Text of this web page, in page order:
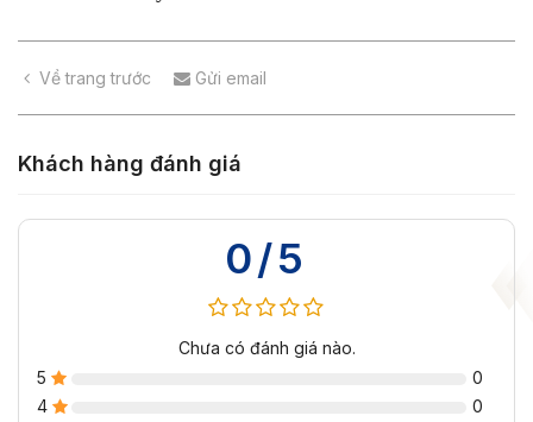
Về trang trước Gửi email
Khách hàng đánh giá
0/5
Chưa có đánh giá nào.
5
0
4
0